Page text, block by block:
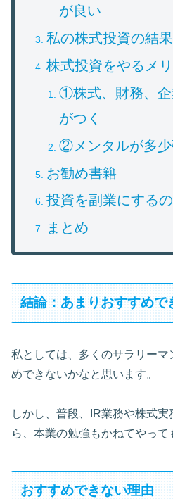
が良い
私の株式投資の結果
株式投資をやるメ
①株式、財務、
がつく
②メンタルが多少
お勧め書籍
投資を副業にする
まとめ
結論：あまりおすすめで
私としては、多くのサラリー
めできないかなと思います。
しかし、普段、IR業務や株式
ら、本業の勉強もかねてやって
おすすめできない理由